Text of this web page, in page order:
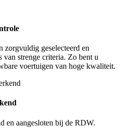
zorgvuldig geselecteerd en
van strenge criteria. Zo bent u
voertuigen van hoge kwaliteit.
en aangesloten bij de RDW.